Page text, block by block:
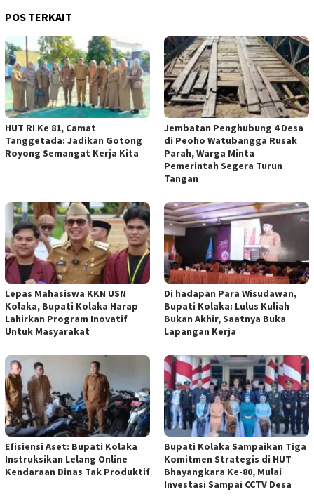
POS TERKAIT
HUT RI Ke 81, Camat
Tanggetada: Jadikan Gotong
Royong Semangat Kerja Kita
Jembatan Penghubung 4 Desa
di Peoho Watubangga Rusak
Parah, Warga Minta
Pemerintah Segera Turun
Tangan
Lepas Mahasiswa KKN USN
Kolaka, Bupati Kolaka Harap
Lahirkan Program Inovatif
Untuk Masyarakat
Di hadapan Para Wisudawan,
Bupati Kolaka: Lulus Kuliah
Bukan Akhir, Saatnya Buka
Lapangan Kerja
Efisiensi Aset: Bupati Kolaka
Instruksikan Lelang Online
Kendaraan Dinas Tak Produktif
Bupati Kolaka Sampaikan Tiga
Komitmen Strategis di HUT
Bhayangkara Ke-80, Mulai
Investasi Sampai CCTV Desa